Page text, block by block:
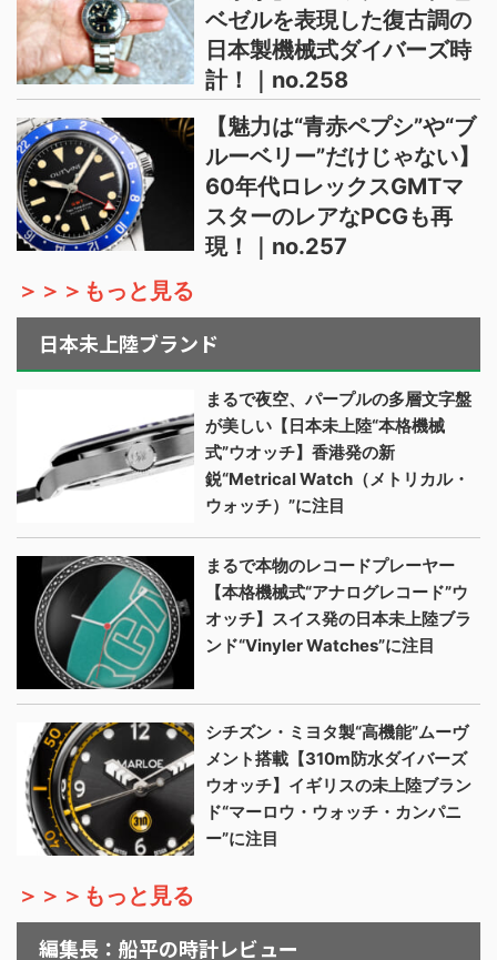
ベゼルを表現した復古調の
日本製機械式ダイバーズ時
計！｜no.258
【魅力は“青赤ペプシ”や“ブ
ルーベリー”だけじゃない】
60年代ロレックスGMTマ
スターのレアなPCGも再
現！｜no.257
＞＞＞もっと見る
日本未上陸ブランド
まるで夜空、パープルの多層文字盤
が美しい【日本未上陸“本格機械
式”ウオッチ】香港発の新
鋭“Metrical Watch（メトリカル・
ウォッチ）”に注目
まるで本物のレコードプレーヤー
【本格機械式“アナログレコード”ウ
オッチ】スイス発の日本未上陸ブラ
ンド“Vinyler Watches”に注目
シチズン・ミヨタ製“高機能”ムーヴ
メント搭載【310m防水ダイバーズ
ウオッチ】イギリスの未上陸ブラン
ド“マーロウ・ウォッチ・カンパニ
ー”に注目
＞＞＞もっと見る
編集長：船平の時計レビュー